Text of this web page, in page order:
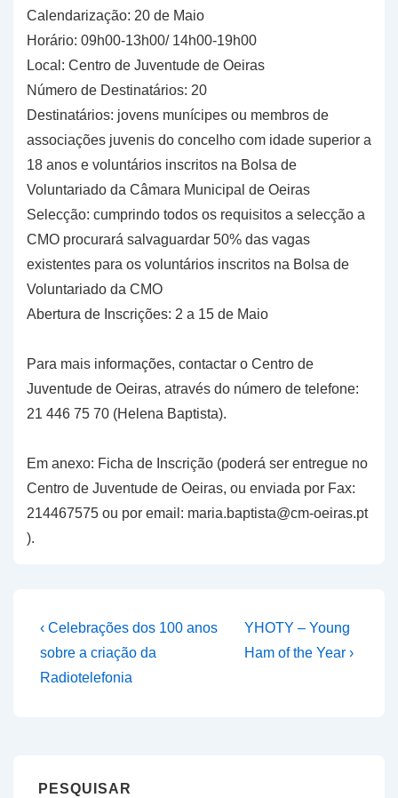
Calendarização: 20 de Maio
Horário: 09h00-13h00/ 14h00-19h00
Local: Centro de Juventude de Oeiras
Número de Destinatários: 20
Destinatários: jovens munícipes ou membros de
associações juvenis do concelho com idade superior a
18 anos e voluntários inscritos na Bolsa de
Voluntariado da Câmara Municipal de Oeiras
Selecção: cumprindo todos os requisitos a selecção a
CMO procurará salvaguardar 50% das vagas
existentes para os voluntários inscritos na Bolsa de
Voluntariado da CMO
Abertura de Inscrições: 2 a 15 de Maio
Para mais informações, contactar o Centro de
Juventude de Oeiras, através do número de telefone:
21 446 75 70 (Helena Baptista).
Em anexo: Ficha de Inscrição (poderá ser entregue no
Centro de Juventude de Oeiras, ou enviada por Fax:
214467575 ou por email: maria.baptista@cm-oeiras.pt
).
Navegação
de
artigos
Previous
Post
is
‹ Celebrações dos 100 anos
sobre a criação da
Radiotelefonia
Next
Post
YHOTY – Young
Ham of the Year ›
PESQUISAR